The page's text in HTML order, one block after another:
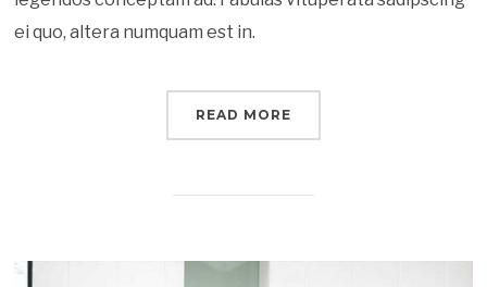
ei quo, altera numquam est in.
READ MORE